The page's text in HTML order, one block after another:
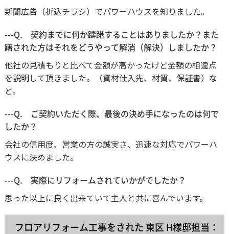
新聞広告（折込チラシ）でパワーハウスを知りました。
---Q. 契約までに何か躊躇することはありましたか？また
躇された方はそれをどうやって解消（解決）しましたか？
他社の見積もりと比べて金額が高かったけど金額の相違点
を説明して頂きました。（資材仕入先、材質、保証書）な
ど。
---Q. ご契約いただく際、最後の決め手になったのは何で
したか？
会社の信用度、営業の方の誠実さ、迅速な対応でパワーハ
ウスに決めました。
---Q. 実際にリフォームされていかがでしたか？
思った以上に良く出来ていて主人と共に喜んでいます。
フロアリフォーム工事をされた 東区 H様邸担当：